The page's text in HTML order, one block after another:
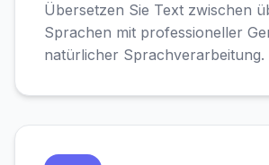
Übersetzen Sie Text zwischen
Sprachen mit professioneller
natürlicher Sprachverarbeitung.